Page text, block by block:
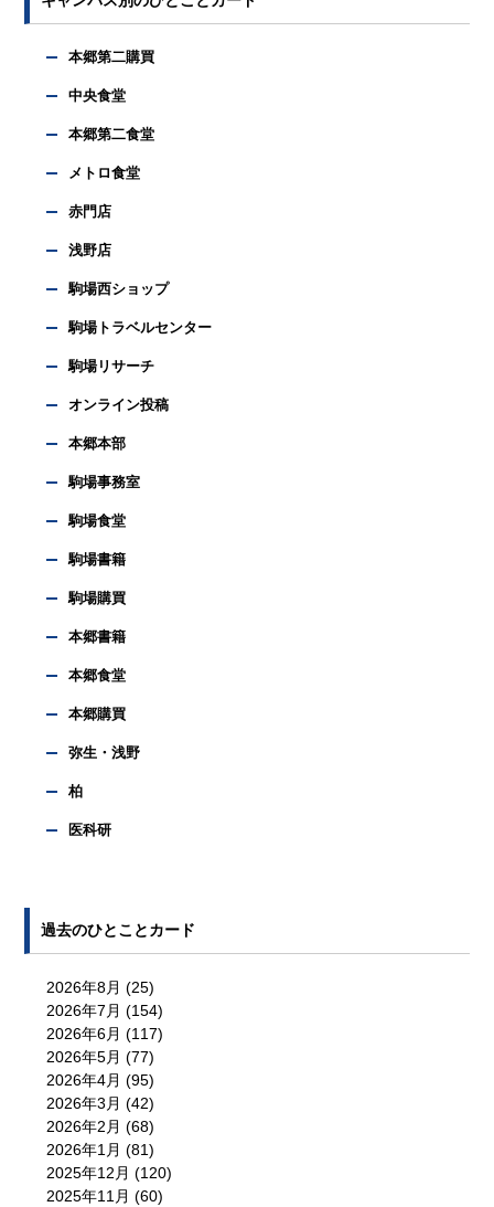
本郷第二購買
中央食堂
本郷第二食堂
メトロ食堂
赤門店
浅野店
駒場西ショップ
駒場トラベルセンター
駒場リサーチ
オンライン投稿
本郷本部
駒場事務室
駒場食堂
駒場書籍
駒場購買
本郷書籍
本郷食堂
本郷購買
弥生・浅野
柏
医科研
過去のひとことカード
2026年8月 (25)
2026年7月 (154)
2026年6月 (117)
2026年5月 (77)
2026年4月 (95)
2026年3月 (42)
2026年2月 (68)
2026年1月 (81)
2025年12月 (120)
2025年11月 (60)